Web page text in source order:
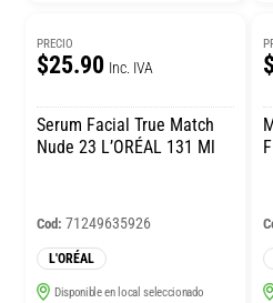
PRECIO
$25.90 Inc. IVA
Serum Facial True Match
Nude 23 L’ORÉAL 131 Ml
Cod: 71249635926
L'ORÉAL
Disponible en local seleccionado